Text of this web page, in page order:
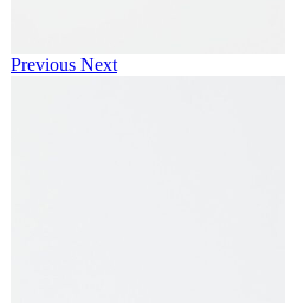
Previous Next